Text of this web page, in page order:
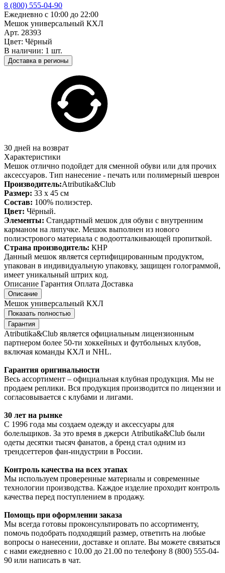
8 (800) 555-04-90
Ежедневно с 10:00 до 22:00
Мешок универсальный КХЛ
Арт. 28393
Цвет: Чёрный
В наличии: 1 шт.
Доставка в регионы
30 дней на возврат
Характеристики
Мешок отлично подойдет для сменной обуви или для прочих
аксессуаров. Тип нанесение - печать или полимерный шеврон
Производитель:Atributika&Club
Размер: 33 x 45 см
Состав: 100% полиэстер.
Цвет: Чёрный.
Элементы: Стандартный мешок для обуви с внутренним
карманом на липучке. Мешок выполнен из нового
полиэстрового материала с водоотталкивающей пропиткой.
Страна производитель: КНР
Данный мешок является сертифицированным продуктом,
упакован в индивидуальную упаковку, защищен голограммой,
имеет уникальный штрих код.
Описание Гарантия Оплата Доставка
Описание
Мешок универсальный КХЛ
Показать полностью
Гарантия
Atributika&Club является официальным лицензионным
партнером более 50-ти хоккейных и футбольных клубов,
включая команды КХЛ и NHL.
Гарантия оригинальности
Весь ассортимент – официальная клубная продукция. Мы не
продаем реплики. Вся продукция производится по лицензии и
согласовывается с клубами и лигами.
30 лет на рынке
С 1996 года мы создаем одежду и аксессуары для
болельщиков. За это время в джерси Atributika&Club были
одеты десятки тысяч фанатов, а бренд стал одним из
трендсеттеров фан-индустрии в России.
Контроль качества на всех этапах
Мы используем проверенные материалы и современные
технологии производства. Каждое изделие проходит контроль
качества перед поступлением в продажу.
Помощь при оформлении заказа
Мы всегда готовы проконсультировать по ассортименту,
помочь подобрать подходящий размер, ответить на любые
вопросы о нанесении, доставке и оплате. Вы можете связаться
с нами ежедневно с 10.00 до 21.00 по телефону 8 (800) 555-04-
90 или написать в чат.